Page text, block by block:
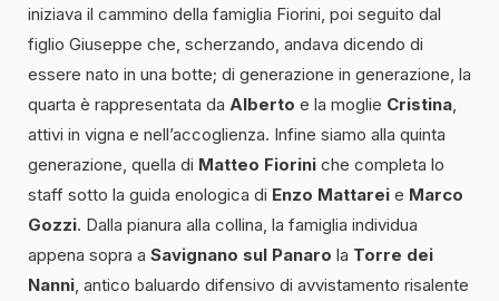
iniziava il cammino della famiglia Fiorini, poi seguito dal
figlio Giuseppe che, scherzando, andava dicendo di
essere nato in una botte; di generazione in generazione, la
quarta è rappresentata da Alberto e la moglie Cristina
attivi in vigna e nell’accoglienza. Infine siamo alla quinta
generazione, quella di Matteo Fiorini che completa lo
staff sotto la guida enologica di Enzo Mattarei e Marco
Gozzi. Dalla pianura alla collina, la famiglia individua
appena sopra a Savignano sul Panaro la Torre dei
Nanni , antico baluardo difensivo di avvistamento risalente